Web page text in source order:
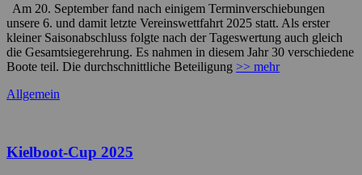
Am 20. September fand nach einigem Terminverschiebungen
unsere 6. und damit letzte Vereinswettfahrt 2025 statt. Als erster
kleiner Saisonabschluss folgte nach der Tageswertung auch gleich
die Gesamtsiegerehrung. Es nahmen in diesem Jahr 30 verschiedene
Boote teil. Die durchschnittliche Beteiligung >> mehr
Kategorien
Allgemein
Kielboot-Cup 2025